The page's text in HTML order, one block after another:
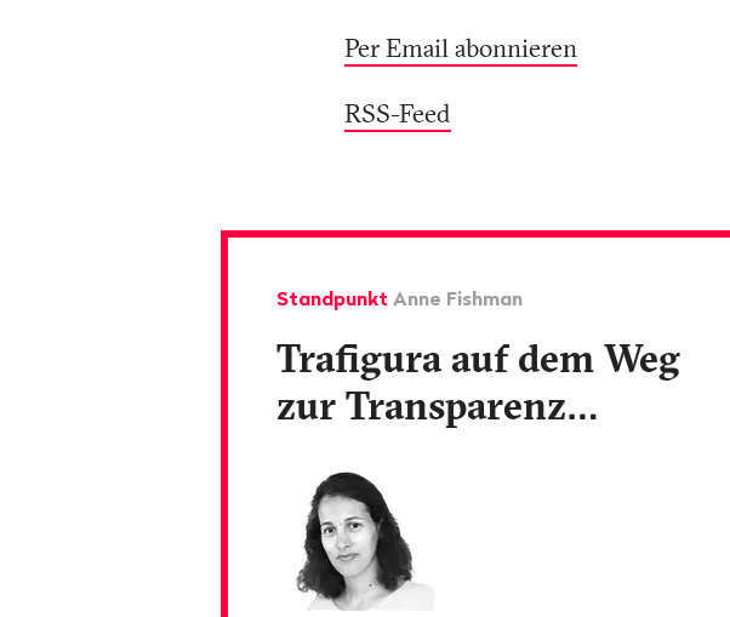
Per Email abonnieren
RSS-Feed
Standpunkt Anne Fishman
Trafigura auf dem Weg
zur Transparenz…